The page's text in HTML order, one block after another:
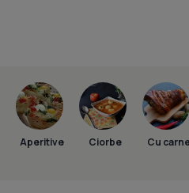
Aperitive Ciorbe Cu